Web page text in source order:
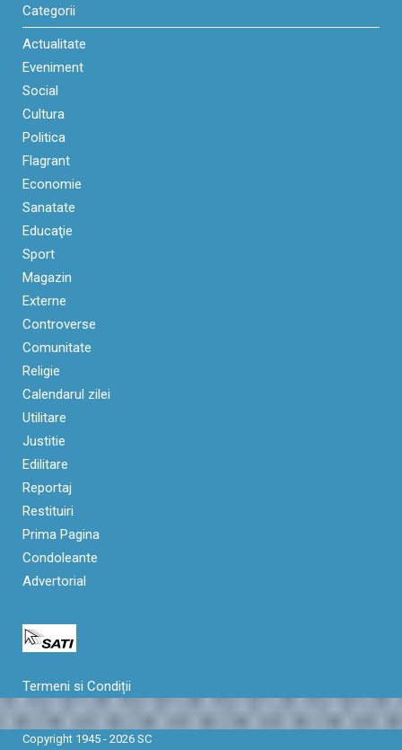
Categorii
Actualitate
Eveniment
Social
Cultura
Politica
Flagrant
Economie
Sanatate
Educaţie
Sport
Magazin
Externe
Controverse
Comunitate
Religie
Calendarul zilei
Utilitare
Justitie
Edilitare
Reportaj
Restituiri
Prima Pagina
Condoleante
Advertorial
Termeni si Condiții
Copyright 1945 - 2026 SC